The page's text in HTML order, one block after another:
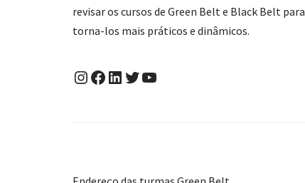
revisar os cursos de Green Belt e Black Belt para
torna-los mais práticos e dinâmicos.